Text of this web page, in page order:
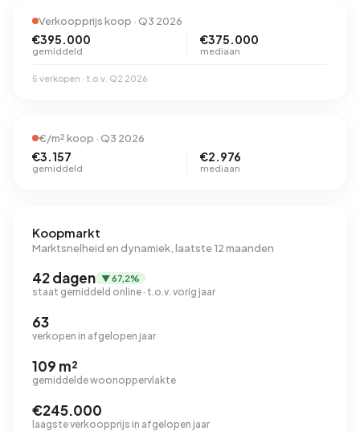
Verkoopprijs koop · Q3 2026
€395.000
gemiddeld
€375.000
mediaan
5 verkopen · t.o.v. Q2 2026
€/m² koop · Q3 2026
€3.157
gemiddeld
€2.976
mediaan
Koopmarkt
Marktsnelheid en dynamiek, laatste 12 maanden
42 dagen ▼ 67,2%
staat gemiddeld online · t.o.v. vorig jaar
63
verkopen in afgelopen jaar
109 m²
gemiddelde woonoppervlakte
€245.000
laagste verkoopprijs in afgelopen jaar